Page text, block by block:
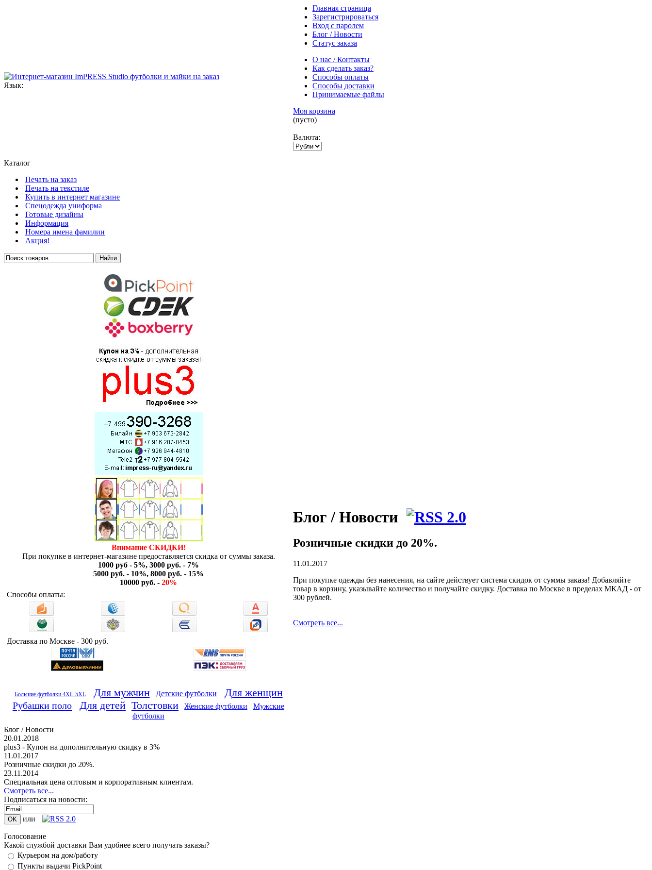
Язык:
Главная страница
Зарегистрироваться
Вход с паролем
Блог / Новости
Статус заказа
О нас / Контакты
Как сделать заказ?
Способы оплаты
Способы доставки
Принимаемые файлы
Моя корзина
(пусто)
Валюта:
Каталог
Печать на заказ
Печать на текстиле
Купить в интернет магазине
Cпецодежда униформа
Готовые дизайны
Информация
Номера имена фамилии
Акция!
Внимание СКИДКИ!
При покупке в интернет-магазине предоставляется скидка от суммы заказа.
1000 руб - 5%, 3000 руб. - 7%
5000 руб. - 10%, 8000 руб. - 15%
10000 руб. - 20%
Способы оплаты:
Доставка по Москве - 300 руб.
Большие футболки 4XL-5XL Для мужчин Детские футболки Для женщин
Рубашки поло Для детей Толстовки Женские футболки
Мужские
футболки
Блог / Новости
20.01.2018
plus3 - Купон на дополнительную скидку в 3%
11.01.2017
Розничные скидки до 20%.
23.11.2014
Специальная цена оптовым и корпоративным клиентам.
Смотреть все...
Подписаться на новости:
или
Голосование
Какой службой доставки Вам удобнее всего получать заказы?
Курьером на дом/работу
Пункты выдачи PickPoint
Блог / Новости
Розничные скидки до 20%.
11.01.2017
При покупке одежды без нанесения, на сайте действует система скидок от суммы заказа! Добавляйте
товар в корзину, указывайте количество и получайте скидку. Доставка по Москве в пределах МКАД - от
300 рублей.
Смотреть все...